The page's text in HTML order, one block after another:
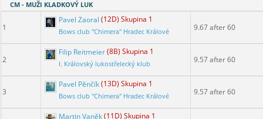
CM - MUŽI KLADKOVÝ LUK
1
Pavel Zaoral (12D) Skupina 1
Bows club "Chimera" Hradec Králové 9.67 after 60
2
Filip Reitmeier(8B) Skupina 1
I. Královský lukostřelecký klub 9.57 after 60
3
Pavel Pěnčík(13D) Skupina 1
Bows club "Chimera" Hradec Králové 9.57 after 60
Martin Vaněk(11D) Skupina 1